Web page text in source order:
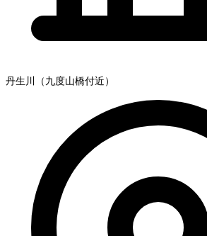
丹生川（九度山橋付近）